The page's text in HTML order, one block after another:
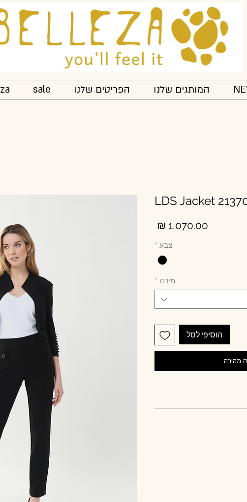
המותגים שלנו הפריטים שלנו sale
LDS Jacket
צבע *
מידה *
הוסיפי לסל
מהירה